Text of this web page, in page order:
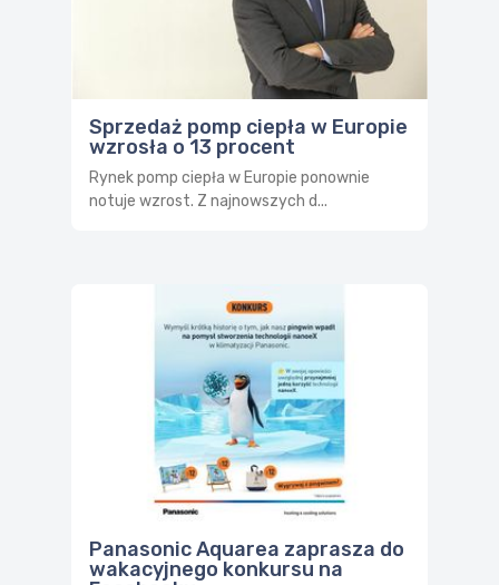
Sprzedaż pomp ciepła w Europie
wzrosła o 13 procent
Rynek pomp ciepła w Europie ponownie
notuje wzrost. Z najnowszych d...
Panasonic Aquarea zaprasza do
wakacyjnego konkursu na